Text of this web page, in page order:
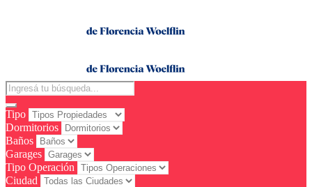
Tipo
Dormitorios
Baños
Garages
Tipo Operación
Ciudad